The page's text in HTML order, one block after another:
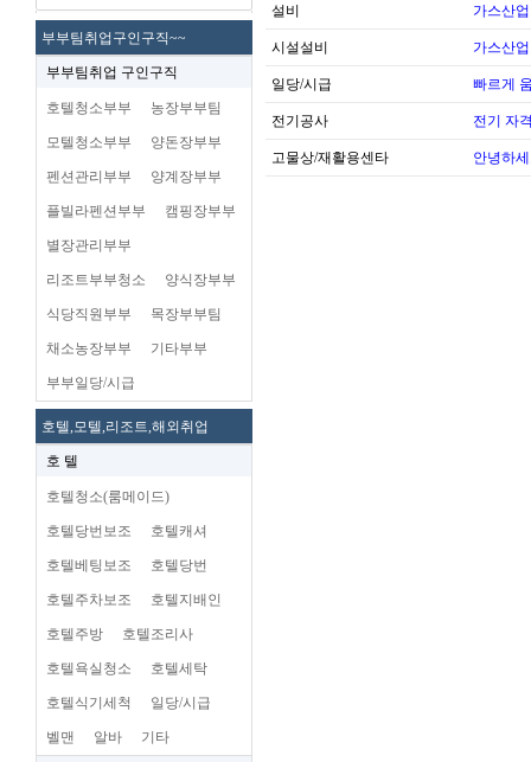
부부팀취업구인구직~~
부부팀취업 구인구직
호텔청소부부 농장부부팀
모텔청소부부 양돈장부부
펜션관리부부 양계장부부
플빌라펜션부부 캠핑장부부
별장관리부부
리조트부부청소 양식장부부
식당직원부부 목장부부팀
채소농장부부 기타부부
부부일당/시급
호텔,모텔,리조트,해외취업
호 텔
호텔청소(룸메이드)
호텔당번보조 호텔캐셔
호텔베팅보조 호텔당번
호텔주차보조 호텔지배인
호텔주방 호텔조리사
호텔욕실청소 호텔세탁
호텔식기세척 일당/시급
벨맨 알바 기타
설비 가스산
시설설비 가스산
일당/시급 빠르게
전기공사 전기 자
고물상/재활용센타 안녕하